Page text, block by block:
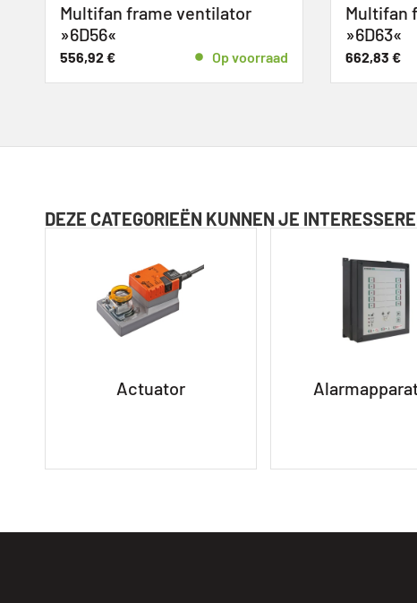
Multifan frame ventilator
»6D56«
556,92€ Op voorraad
Multifan
»6D63«
662,83€
DEZE CATEGORIEËN KUNNEN JE
Actuator